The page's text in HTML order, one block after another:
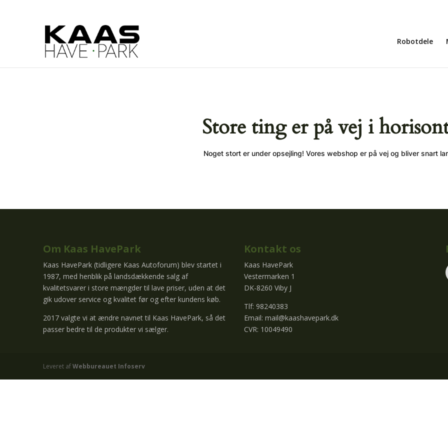
Robotdele
Store ting er på vej i
Noget stort er under opsejling! Vores webshop er på vej og bliver snart
Om Kaas HavePark
Kaas HavePark (tidligere Kaas Autoforum) blev startet i
1987, med henblik på landsdækkende salg af
kvalitetsvarer i store mængder til lave priser, uden at det
gik udover service og kvalitet før og efter kundens køb.
2017 valgte vi at ændre navnet til Kaas HavePark, så det
passer bedre til de produkter vi sælger.
Kontakt os
Kaas HavePark
Vestermarken 1
DK-8260 Viby J
Tlf: 98240383
Email:mail@kaashavepark.dk
CVR: 10049490
Leveret afWebbureauet Infoserv